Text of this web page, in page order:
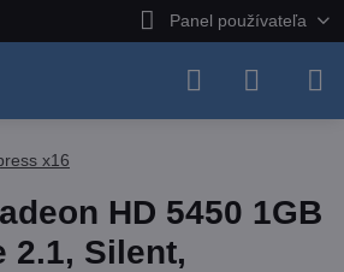
Panel používateľa
x16
HD 5450 1GB
2.1, Silent,